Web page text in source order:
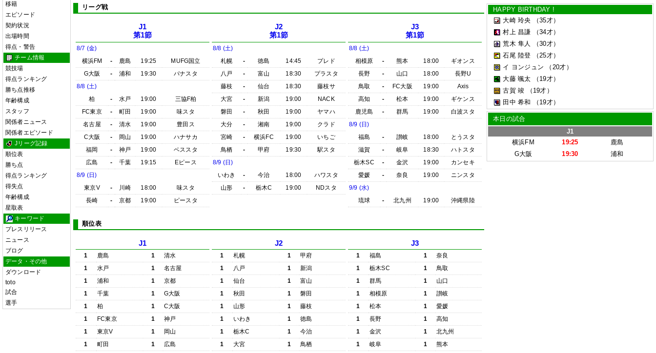
移籍
エピソード
契約状況
出場時間
得点・警告
チーム情報
競技場
得点ランキング
勝ち点推移
年齢構成
スタッフ
関係者ニュース
関係者エピソード
Jリーグ記録
順位表
勝ち点
得点ランキング
得失点
年齢構成
星取表
キーワード
プレスリリース
ニュース
ブログ
データ・その他
ダウンロード
toto
試合
選手
リーグ戦
J1
第1節
8/7 (金)
横浜FM
- 鹿島 19:25
MUFG国立
G大阪
- 浦和 19:30
パナスタ
8/8 (土)
柏
- 水戸 19:00
三協F柏
FC東京
- 町田 19:00
味スタ
名古屋
- 清水 19:00
豊田ス
C大阪
- 岡山 19:00
ハナサカ
福岡
- 神戸 19:00
ベススタ
広島
- 千葉 19:15
Eピース
8/9 (日)
東京V
- 川崎 18:00
味スタ
長崎
- 京都 19:00 ピースタ
J2
第1節
8/8 (土)
札幌
- 徳島 14:45
プレド
八戸
- 富山 18:30
プラスタ
藤枝
- 仙台 18:30
藤枝サ
大宮
- 新潟 19:00
NACK
磐田
- 秋田 19:00
ヤマハ
大分
- 湘南 19:00
クラド
宮崎
- 横浜FC 19:00
いちご
鳥栖
- 甲府 19:30
駅スタ
8/9 (日)
いわき
- 今治 18:00
ハワスタ
山形
- 栃木C 19:00 NDスタ
J3
第1節
8/8 (土)
相模原
- 熊本 18:00
ギオンス
長野
- 山口 18:00
長野U
鳥取
- FC大阪 19:00
Axis
高知
- 松本 19:00
ギケンス
鹿児島
- 群馬 19:00
白波スタ
8/9 (日)
福島
- 讃岐 18:00
とうスタ
滋賀
- 岐阜 18:30
ハトスタ
栃木SC
- 金沢 19:00
カンセキ
愛媛
- 奈良 19:00
ニンスタ
9/9 (水)
琉球
- 北九州 19:00 沖縄県陸
順位表
J1
1 鹿島 1
清水
1
水戸 1
名古屋
1
浦和 1
京都
1
千葉 1
G大阪
1
柏 1
C大阪
1
FC東京 1
神戸
1
東京V 1
岡山
1
町田 1
広島
J2
1 札幌 1
甲府
1
八戸 1
新潟
1
仙台 1
富山
1
秋田 1
磐田
1
山形 1
藤枝
1
いわき 1
徳島
1
栃木C 1
今治
1
大宮 1
鳥栖
J3
1 福島 1
奈良
1
栃木SC 1
鳥取
1
群馬 1
山口
1
相模原 1
讃岐
1
松本 1
愛媛
1
長野 1
高知
1
金沢 1
北九州
1
岐阜 1
熊本
HAPPY BIRTHDAY !
大崎 玲央
（35才）
村上 昌謙
（34才）
荒木 隼人
（30才）
石尾 陸登
（25才）
イ ヨンジュン
（20才）
大藤 颯太
（19才）
古賀 竣
（19才）
田中 希和
（19才）
本日の試合
J1
横浜FM
19:25
鹿島
G大阪
19:30 浦和